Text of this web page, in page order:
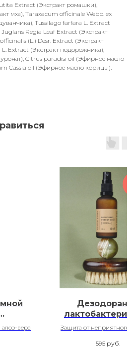
Extract (Экстракт ромашки),
мха), Taraxacum officinale Webb. ex
Tussilago farfara L. Extract
Juglans Regia Leaf Extract (Экстракт
(L.) Desr. Extract (Экстракт
Extract (Экстракт подорожника),
Citrus paradisi oil (Эфирное масло
Cassia oil (Эфирное масло корицы).
вера
Дезодорант
ZnPCA
Защита от неприятного
забивания
595 руб.